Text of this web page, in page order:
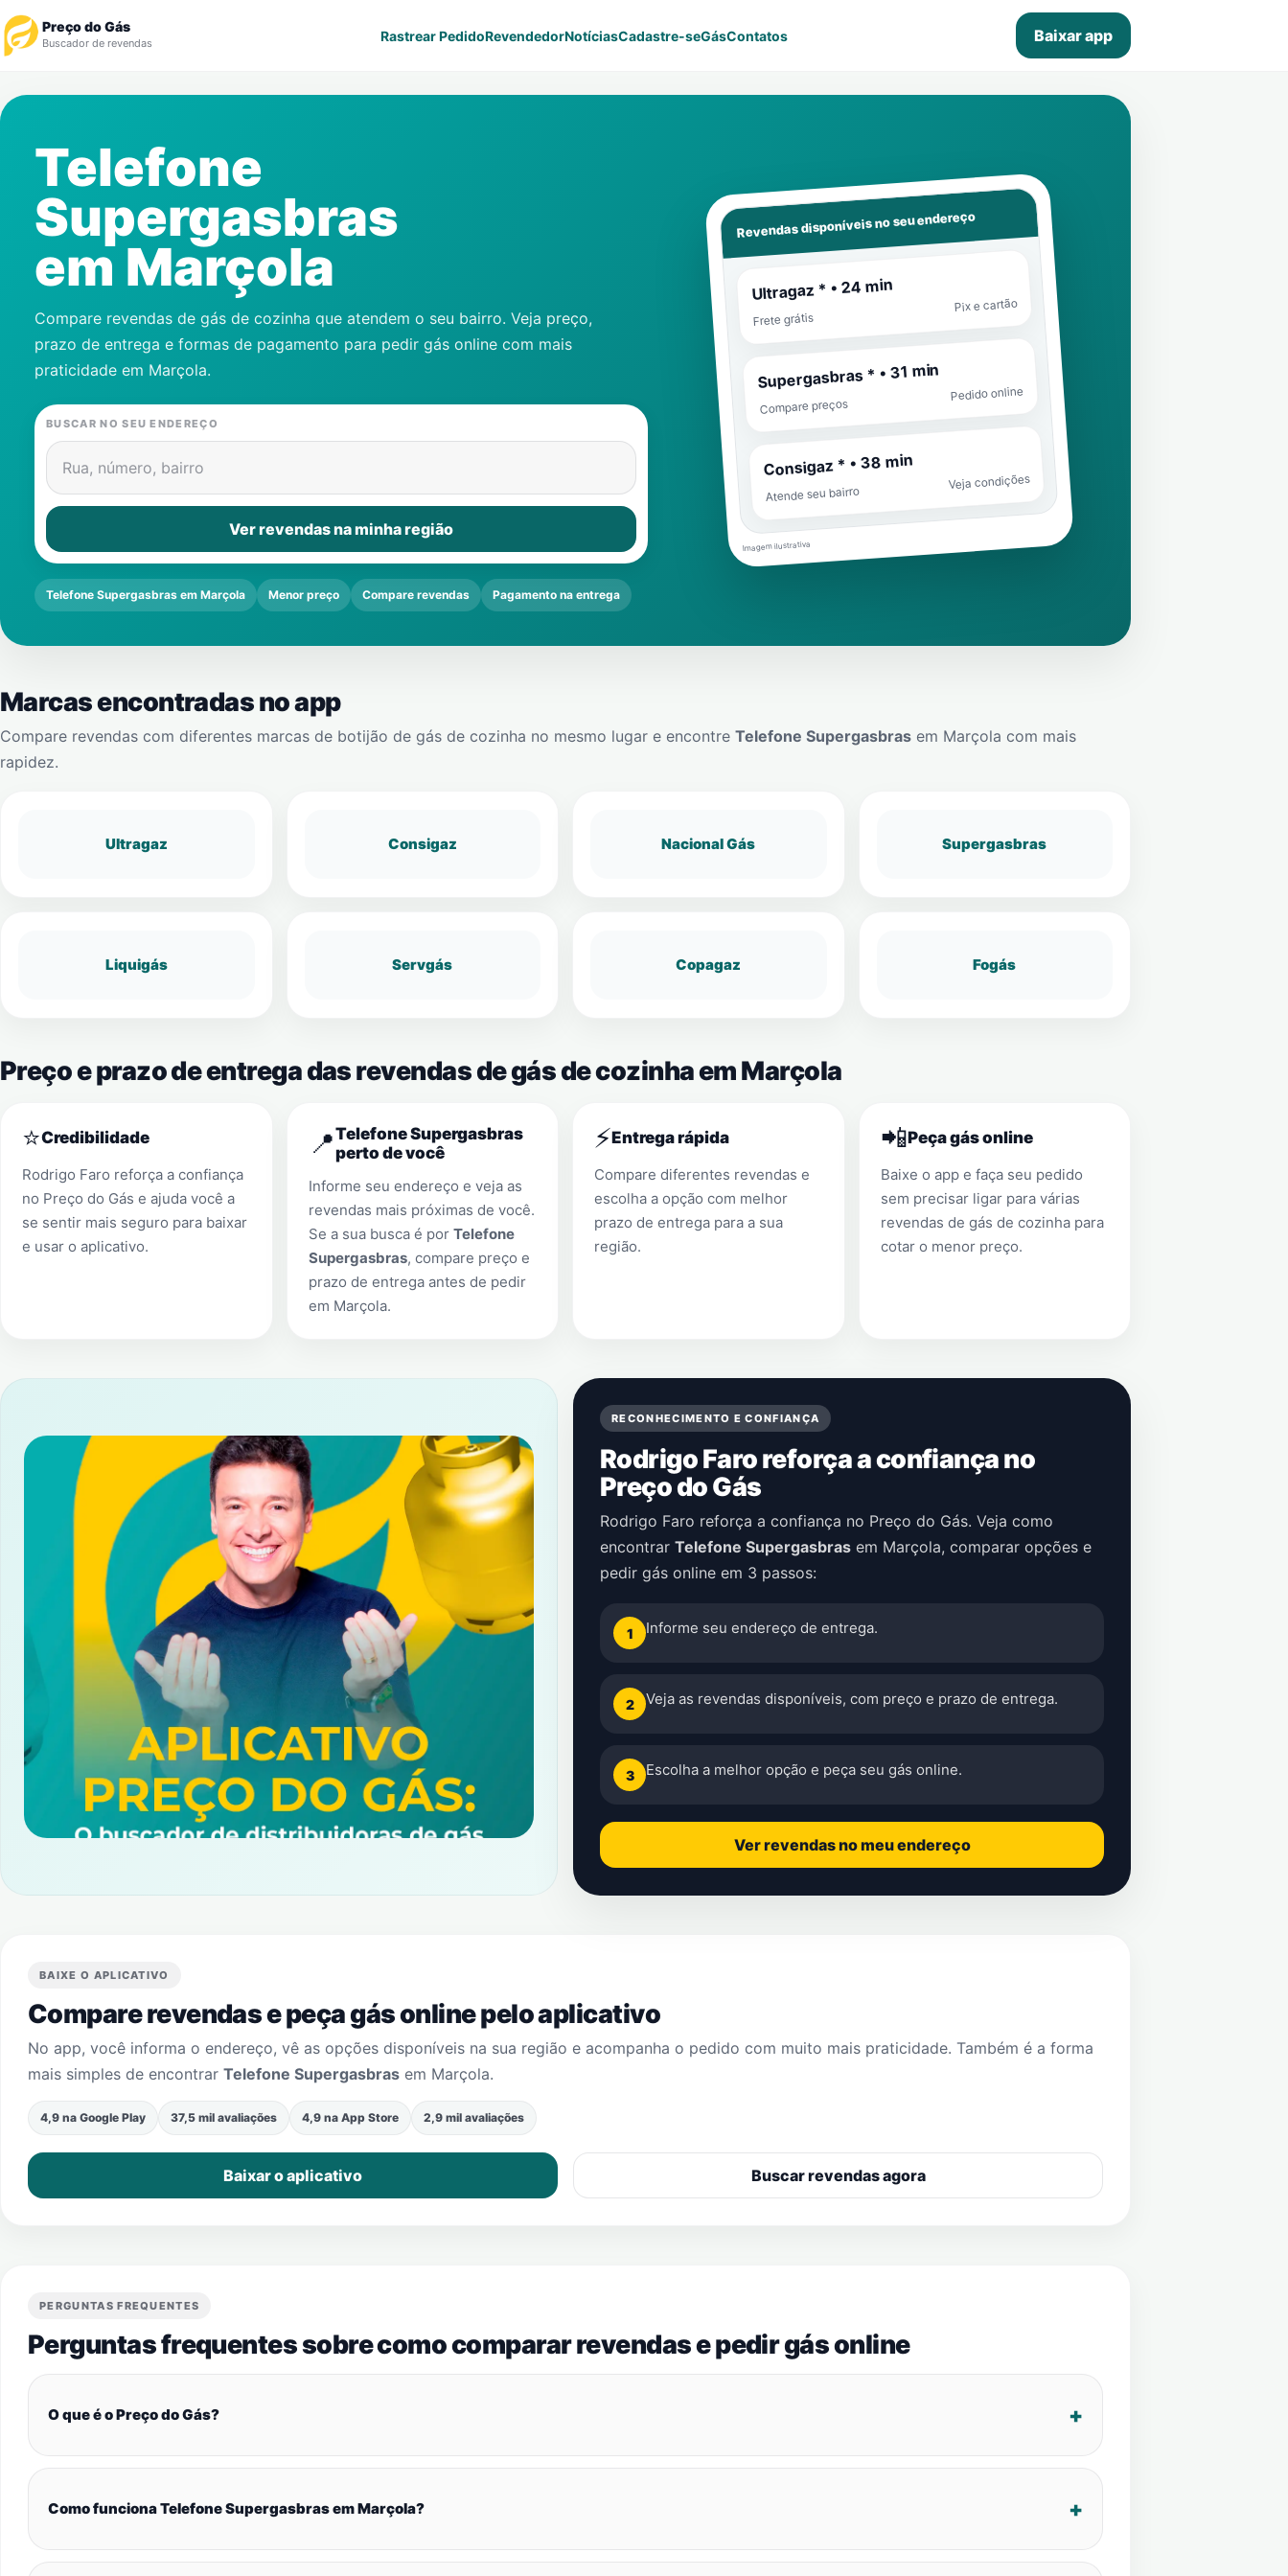
Preço do Gás
Buscador de revendas Rastrear PedidoRevendedorNotíciasCadastre-seGásContatos Baixar app
Revendedor
Notícias
Cadastre-se
Contatos
Telefone
Supergasbras
emMarçola
Compare revendas de gás de cozinha que atendem o seu bairro. Veja preço,
prazo de entrega e formas de pagamento para pedir gás online com mais
praticidade em Marçola.
BUSCAR NO SEU ENDEREÇO
Rua, número, bairro
Ver revendas na minha região
Telefone Supergasbras em Marçola Menor preço Compare revendas Pagamento na entrega
Revendas disponíveis no seu endereço
Ultragaz * • 24 min
Frete grátis
Pix e cartão
Supergasbras * • 31 min
Compare preços
Pedido online
Consigaz * • 38 min
Atende seu bairro
Veja condições
Imagem ilustrativa
Marcas encontradas no app
Compare revendas com diferentes marcas de botijão de gás de cozinha no mesmo lugar e encontre Telefone Supergasbras em Marçola com mais
rapidez.
Ultragaz Consigaz Nacional Gás Supergasbras
Liquigás Servgás Copagaz Fogás
Preço e prazo de entrega das revendas de gás de cozinha em Marçola
⭐Credibilidade
Rodrigo Faro reforça a confiança
no Preço do Gás e ajuda você a
se sentir mais seguro para baixar
e usar o aplicativo.
📍Telefone Supergasbras
perto de você
Informe seu endereço e veja as
revendas mais próximas de você.
Se a sua busca é por Telefone
Supergasbras, compare preço e
prazo de entrega antes de pedir
em Marçola.
⚡Entrega rápida
Compare diferentes revendas e
escolha a opção com melhor
prazo de entrega para a sua
região.
📲Peça gás online
Baixe o app e faça seu pedido
sem precisar ligar para várias
revendas de gás de cozinha para
cotar o menor preço.
RECONHECIMENTO E CONFIANÇA
Rodrigo Faro reforça a confiança no
Preço do Gás
Rodrigo Faro reforça a confiança no Preço do Gás. Veja como
encontrar Telefone Supergasbras em Marçola, comparar opções e
pedir gás online em 3 passos:
1 Informe seu endereço de entrega.
2 Veja as revendas disponíveis, com preço e prazo de entrega.
3 Escolha a melhor opção e peça seu gás online.
Ver revendas no meu endereço
BAIXE O APLICATIVO
Compare revendas e peça gás online pelo aplicativo
No app, você informa o endereço, vê as opções disponíveis na sua região e acompanha o pedido com muito mais praticidade. Também é a forma
mais simples de encontrar Telefone Supergasbras em Marçola.
4,9 na Google Play 37,5 mil avaliações 4,9 na App Store 2,9 mil avaliações
Baixar o aplicativo Buscar revendas agora
PERGUNTAS FREQUENTES
Perguntas frequentes sobre como comparar revendas e pedir gás online
O que é o Preço do Gás?
Como funciona Telefone Supergasbras em Marçola?